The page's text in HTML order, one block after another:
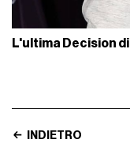
L'ultima Decision
INDIETRO